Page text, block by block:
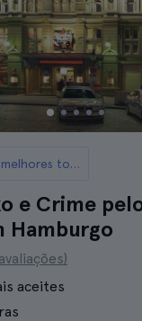
Os 9 melhores tours de Hamburgo
e Crime
Hamburgo
aceites